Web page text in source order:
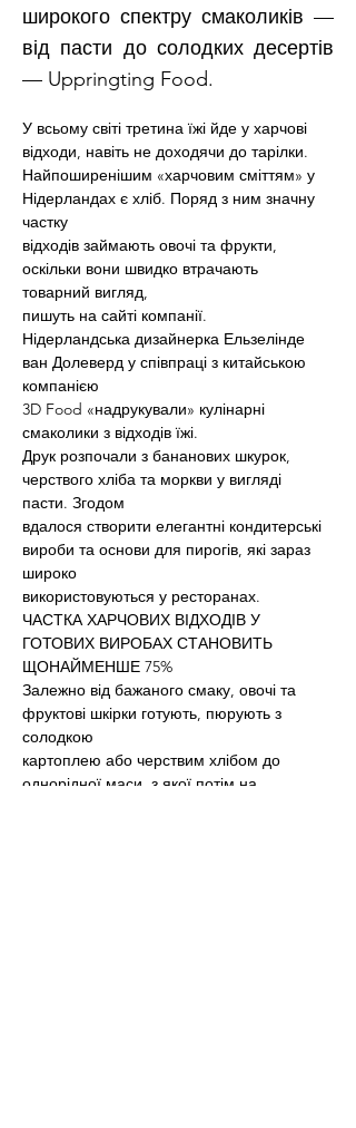
широкого спектру смаколиків —
від пасти до солодких десертів
— Uppringting Food.
У всьому світі третина їжі йде у харчові
відходи, навіть не доходячи до тарілки.
Найпоширенішим «харчовим сміттям» у
Нідерландах є хліб. Поряд з ним значну
частку
відходів займають овочі та фрукти,
оскільки вони швидко втрачають
товарний вигляд,
пишуть на сайті компанії.
Нідерландська дизайнерка Ельзелінде
ван Долеверд у співпраці з китайською
компанією
3D Food «надрукували» кулінарні
смаколики з відходів їжі.
Друк розпочали з бананових шкурок,
черствого хліба та моркви у вигляді
пасти. Згодом
вдалося створити елегантні кондитерські
вироби та основи для пирогів, які зараз
широко
використовуються у ресторанах.
ЧАСТКА ХАРЧОВИХ ВІДХОДІВ У
ГОТОВИХ ВИРОБАХ СТАНОВИТЬ
ЩОНАЙМЕНШЕ 75%
Залежно від бажаного смаку, овочі та
фруктові шкірки готують, пюрують з
солодкою
картоплею або черствим хлібом до
однорідної маси, з якої потім на